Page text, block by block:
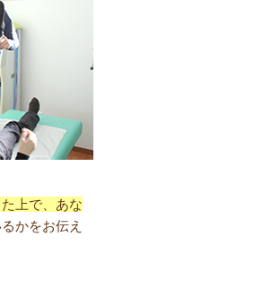
上で、あな
かをお伝え